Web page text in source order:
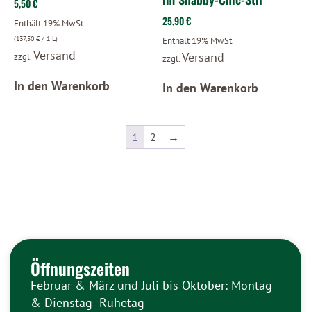
5,50€
Enthält 19% MwSt.
(137,50 €/ 1 L)
zzgl.Versand
In den Warenkorb
25,90€
Enthält 19% MwSt.
zzgl.Versand
In den Warenkorb
1 2 →
Öffnungszeiten
Februar & März und Juli bis Oktober: Montag
& Dienstag Ruhetag